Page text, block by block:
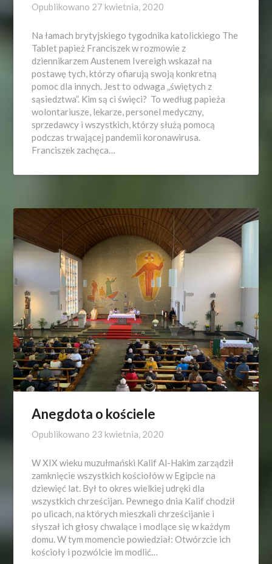
Opublikowano 27 kwietnia, 2020
Na łamach brytyjskiego tygodnika katolickiego The
Tablet papież Franciszek w rozmowie z
dziennikarzem Austenem Ivereigh wskazał na
postawę tych, którzy ofiarują swoją konkretną
pomoc dla innych. Jest to odwaga „świętych z
sąsiedztwa”. Kim są ci święci? To według papieża
wolontariusze, lekarze, personel medyczny,
sprzedawcy i wszystkich, którzy służą pomocą
podczas trwającej pandemii koronawirusa.
Franciszek zachęca…
Anegdota o kościele
Opublikowano 23 kwietnia, 2020
W XIX wieku muzułmański Kalif Al-Hakim zarządził
zamknięcie wszystkich kościołów w Egipcie na
dziewięć lat. Był to okres wielkiej udręki dla
wszystkich chrześcijan. Pewnego dnia Kalif chodził
po ulicach, na których mieszkali chrześcijanie i
słyszał ich głosy chwalące i modlące się w każdym
domu. W tym momencie powiedział: Otwórzcie ich
kościoły i pozwólcie im modlić…